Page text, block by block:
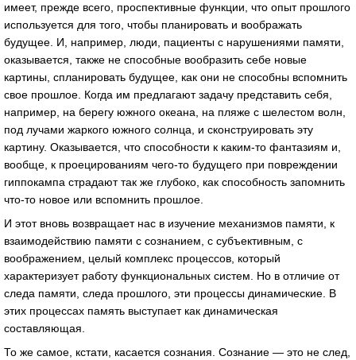
имеет, прежде всего, проспективные функции, что опыт прошлого
используется для того, чтобы планировать и воображать
будущее. И, например, люди, пациенты с нарушениями памяти,
оказывается, также не способные вообразить себе новые
картины, спланировать будущее, как они не способны вспомнить
свое прошлое. Когда им предлагают задачу представить себя,
например, на берегу южного океана, на пляже с шелестом волн,
под лучами жаркого южного солнца, и сконструировать эту
картину. Оказывается, что способности к каким-то фантазиям и,
вообще, к проецированиям чего-то будущего при повреждении
гиппокампа страдают так же глубоко, как способность запомнить
что-то новое или вспомнить прошлое.
И этот вновь возвращает нас в изучение механизмов памяти, к
взаимодействию памяти с сознанием, с субъективным, с
воображением, целый комплекс процессов, который
характеризует работу функциональных систем. Но в отличие от
следа памяти, следа прошлого, эти процессы динамические. В
этих процессах память выступает как динамическая
составляющая.
То же самое, кстати, касается сознания. Сознание — это не след,